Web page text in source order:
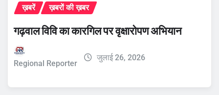
ख़बरें ख़बरों की ख़बर
गढ़वाल विवि का कारगिल पर वृक्षारोपण अभियान
Regional Reporter
जुलाई 26, 2026